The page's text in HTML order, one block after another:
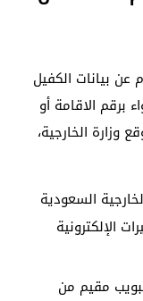
عن بيانات الكفيل
برقم الاقامة أو
وزارة الخارجية،
السعودية
الإلكترونية
مقيم من